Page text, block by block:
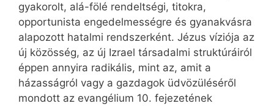
gyakorolt, alá-fölé rendeltségi, titokra,
opportunista engedelmességre és gyanakvásra
alapozott hatalmi rendszerként. Jézus víziója az
új közösség, az új Izrael társadalmi struktúráiról
éppen annyira radikális, mint az, amit a
házasságról vagy a gazdagok üdvözüléséről
mondott az evangélium 10. fejezetének